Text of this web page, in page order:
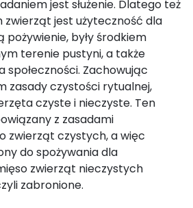
jest służenie. Dlatego też
zwierząt jest użyteczność dla
pożywienie, były środkiem
terenie pustyni, a także
społeczności. Zachowując
zasady czystości rytualnej,
czyste i nieczyste. Ten
z zasadami
zwierząt czystych, a więc
do spożywania dla
zwierząt nieczystych
zabronione.